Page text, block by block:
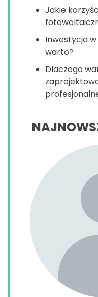
Jakie
Inwestycja
warto?
Dlaczego